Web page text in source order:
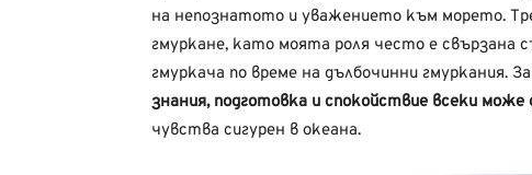
на непознатото и уважението към морето.
гмуркане, като моята роля често е свързана
гмуркача по време на дълбочинни гмуркания.
знания, подготовка и спокойствие всеки
чувства сигурен в океана.